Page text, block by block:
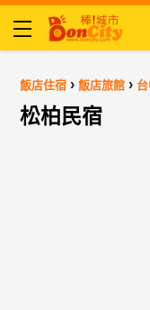
飯店住宿 ›飯店旅館 ›
松柏民宿